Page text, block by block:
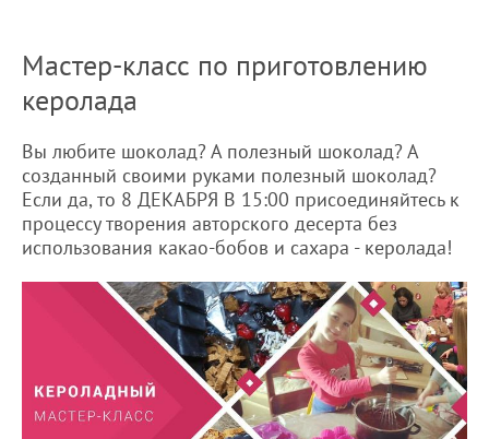
Мастер-класс по приготовлению
керолада
Вы любите шоколад? А полезный шоколад? А
созданный своими руками полезный шоколад?
Если да, то 8 ДЕКАБРЯ В 15:00 присоединяйтесь к
процессу творения авторского десерта без
использования какао-бобов и сахара - керолада!